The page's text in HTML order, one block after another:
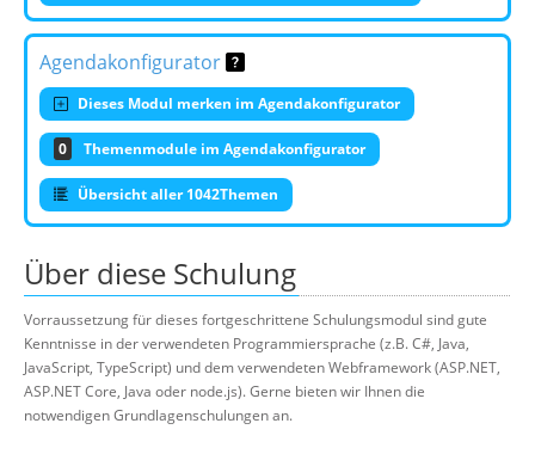
Agendakonfigurator
Dieses Modul merken im Agendakonfigurator
0 Themenmodule im Agendakonfigurator
Übersicht aller 1042Themen
Über diese Schulung
Vorraussetzung für dieses fortgeschrittene Schulungsmodul sind gute
Kenntnisse in der verwendeten Programmiersprache (z.B. C#, Java,
JavaScript, TypeScript) und dem verwendeten Webframework (ASP.NET,
ASP.NET Core, Java oder node.js). Gerne bieten wir Ihnen die
notwendigen Grundlagenschulungen an.